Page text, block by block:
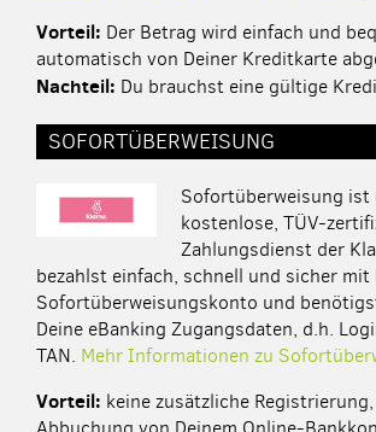
Vorteil: Der Betrag wird einfach und
automatisch von Deiner Kreditkarte
Nachteil: Du brauchst eine gültige
SOFORTÜBERWEISUNG
Sofortüberweisung ist
kostenlose, TÜV-
Zahlungsdienst der
bezahlst einfach, schnell und sicher mit
Sofortüberweisungskonto und
Deine eBanking Zugangsdaten, d.h.
TAN. Mehr Informationen zu
Vorteil: keine zusätzliche